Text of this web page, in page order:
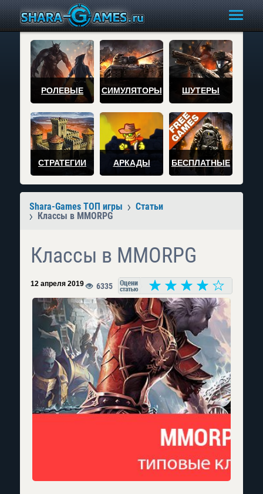
РОЛЕВЫЕ СИМУЛЯТОРЫ ШУТЕРЫ
СТРАТЕГИИ АРКАДЫ БЕСПЛАТНЫЕ
Shara-Games ТОП игры
Статьи
Классы в MMORPG
Классы в MMORPG
12 апреля 2019 6335